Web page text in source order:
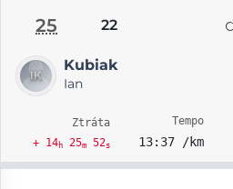
25 22
Kubiak
Ian
Ztráta
+ 14h25m52s
Tempo
13:37 /km